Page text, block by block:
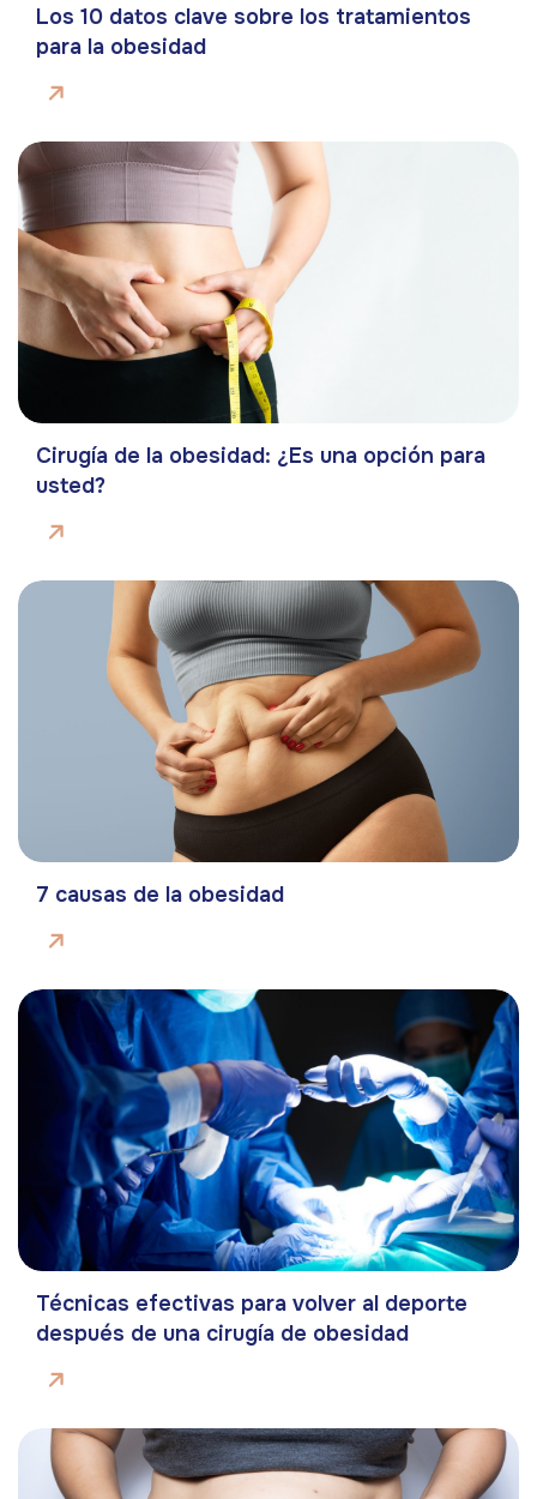
Los 10 datos clave sobre los tratamientos
para la obesidad
Cirugía de la obesidad: ¿Es una opción para
usted?
7 causas de la obesidad
Técnicas efectivas para volver al deporte
después de una cirugía de obesidad